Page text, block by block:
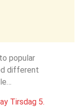
popular
different
Tirsdag 5.